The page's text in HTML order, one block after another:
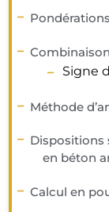
Signe
Méthode
Dispositions
en béton
Calcul en